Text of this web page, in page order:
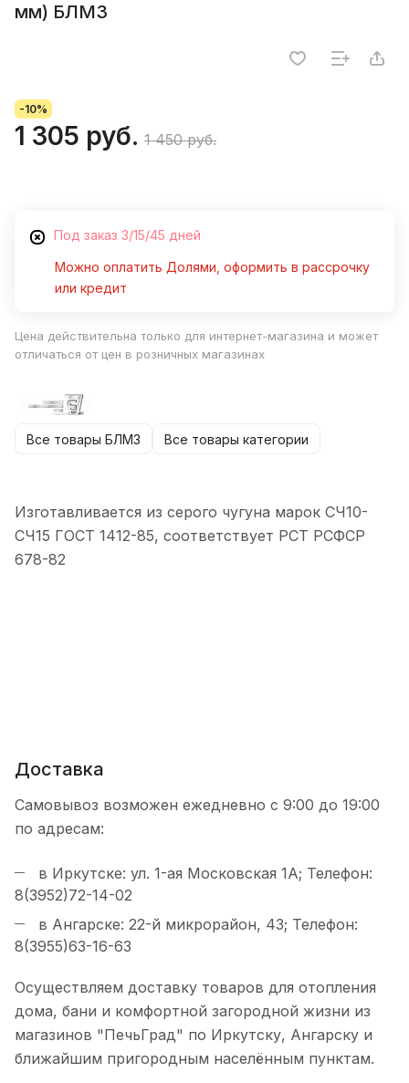
мм) БЛМЗ
-10%
1 305 руб. 1 450 руб.
Под заказ 3/15/45 дней
Можно оплатить Долями, оформить в рассрочку
или кредит
Цена действительна только для интернет-магазина и может
отличаться от цен в розничных магазинах
Все товары БЛМЗ Все товары категории
Изготавливается из серого чугуна марок СЧ10-
СЧ15 ГОСТ 1412-85, соответствует РСТ РСФСР
678-82
Доставка
Самовывоз возможен ежедневно с 9:00 до 19:00
по адресам:
в Иркутске: ул. 1-ая Московская 1А; Телефон:
8(3952)72-14-02
в Ангарске: 22-й микрорайон, 43; Телефон:
8(3955)63-16-63
Осуществляем доставку товаров для отопления
дома, бани и комфортной загородной жизни из
магазинов "ПечьГрад" по Иркутску, Ангарску и
ближайшим пригородным населённым пунктам.